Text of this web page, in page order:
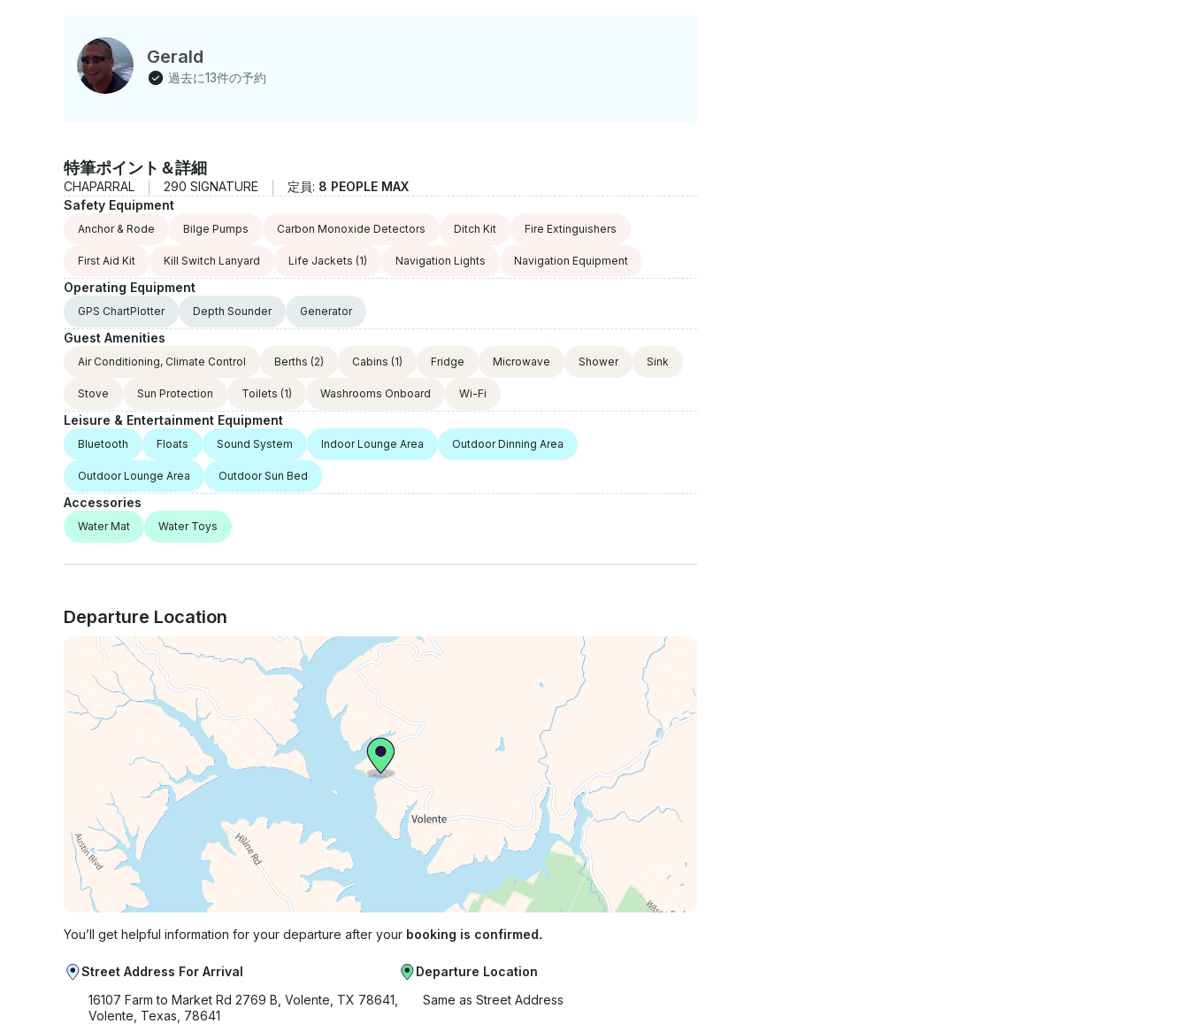
Gerald
過去に13件の予約
特筆ポイント＆詳細
CHAPARRAL 290 SIGNATURE 定員: 8 PEOPLE MAX
Safety Equipment
Anchor & Rode Bilge Pumps Carbon Monoxide Detectors Ditch Kit Fire Extinguishers
First Aid Kit Kill Switch Lanyard Life Jackets (1) Navigation Lights Navigation Equipment
Operating Equipment
GPS ChartPlotter Depth Sounder Generator
Guest Amenities
Air Conditioning, Climate Control Berths (2) Cabins (1) Fridge Microwave Shower Sink
Stove Sun Protection Toilets (1) Washrooms Onboard Wi-Fi
Leisure & Entertainment Equipment
Bluetooth Floats Sound System Indoor Lounge Area Outdoor Dinning Area
Outdoor Lounge Area Outdoor Sun Bed
Accessories
Water Mat Water Toys
Departure Location
You’ll get helpful information for your departure after your booking is confirmed.
Street Address For Arrival
16107 Farm to Market Rd 2769 B, Volente, TX 78641,
Volente, Texas, 78641
Departure Location
Same as Street Address